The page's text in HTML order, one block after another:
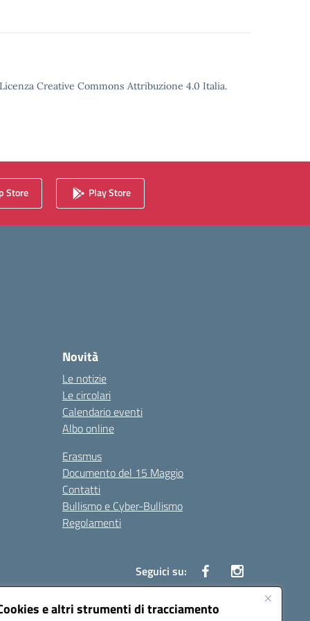
e altri strumenti di tracciamento
Creative Commons Attribuzione 4.0 Italia.
Store Play Store
Novità
Le notizie
Le circolari
Calendario eventi
Albo online
Erasmus
Documento del 15 Maggio
Contatti
Bullismo e Cyber-Bullismo
Regolamenti
Seguici su: